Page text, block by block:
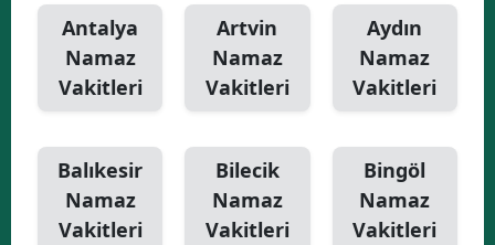
Düzce
Antalya
Namaz
Vakitleri
Artvin
Namaz
Vakitleri
Aydın
Namaz
Vakitleri
Balıkesir
Namaz
Vakitleri
Bilecik
Namaz
Vakitleri
Bingöl
Namaz
Vakitleri